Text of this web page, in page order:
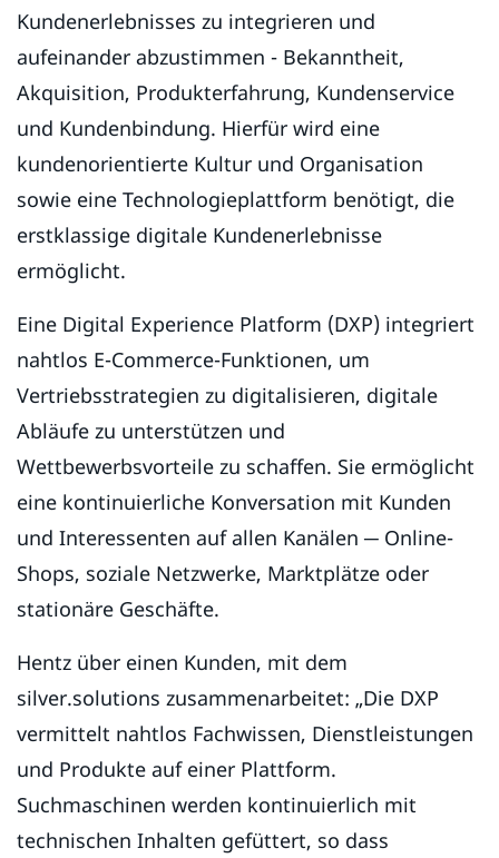
Kundenerlebnisses zu integrieren und
aufeinander abzustimmen - Bekanntheit,
Akquisition, Produkterfahrung, Kundenservice
und Kundenbindung. Hierfür wird eine
kundenorientierte Kultur und Organisation
sowie eine Technologieplattform benötigt, die
erstklassige digitale Kundenerlebnisse
ermöglicht.
Eine Digital Experience Platform (DXP) integriert
nahtlos E-Commerce-Funktionen, um
Vertriebsstrategien zu digitalisieren, digitale
Abläufe zu unterstützen und
Wettbewerbsvorteile zu schaffen. Sie ermöglicht
eine kontinuierliche Konversation mit Kunden
und Interessenten auf allen Kanälen ─ Online-
Shops, soziale Netzwerke, Marktplätze oder
stationäre Geschäfte.
Hentz über einen Kunden, mit dem
silver.solutions zusammenarbeitet: „Die DXP
vermittelt nahtlos Fachwissen, Dienstleistungen
und Produkte auf einer Plattform.
Suchmaschinen werden kontinuierlich mit
technischen Inhalten gefüttert, so dass